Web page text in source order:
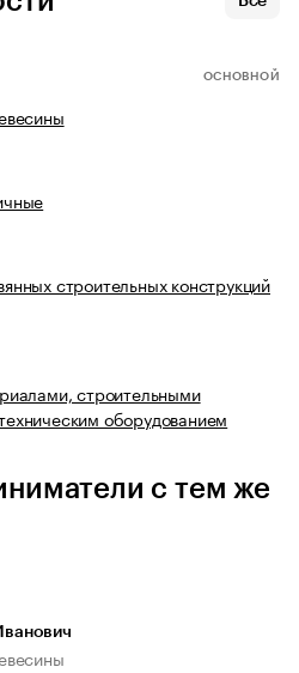
ОСНОВНОЙ
строительных конструкций
строительными
оборудованием
с тем же